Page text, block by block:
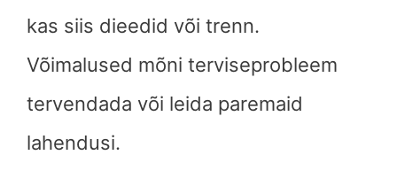
kas siis dieedid või trenn.
Võimalused mõni terviseprobleem
tervendada või leida paremaid
lahendusi.